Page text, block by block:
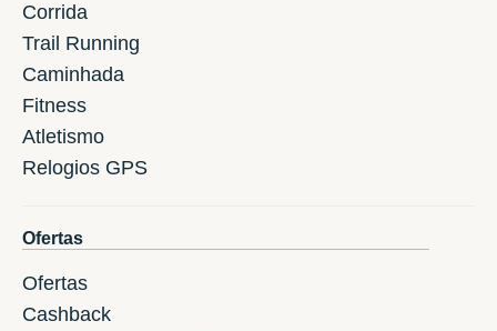
Corrida
Trail Running
Caminhada
Fitness
Atletismo
Relogios GPS
Ofertas
Ofertas
Cashback